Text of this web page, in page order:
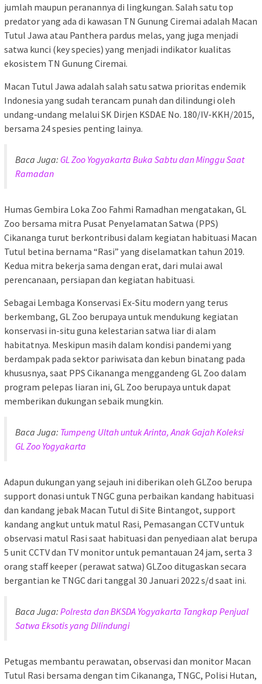
jumlah maupun peranannya di lingkungan. Salah satu top
predator yang ada di kawasan TN Gunung Ciremai adalah Macan
Tutul Jawa atau Panthera pardus melas, yang juga menjadi
satwa kunci (key species) yang menjadi indikator kualitas
ekosistem TN Gunung Ciremai.
Macan Tutul Jawa adalah salah satu satwa prioritas endemik
Indonesia yang sudah terancam punah dan dilindungi oleh
undang-undang melalui SK Dirjen KSDAE No. 180/IV-KKH/2015,
bersama 24 spesies penting lainya.
Baca Juga: GL Zoo Yogyakarta Buka Sabtu dan Minggu Saat
Ramadan
Humas Gembira Loka Zoo Fahmi Ramadhan mengatakan, GL
Zoo bersama mitra Pusat Penyelamatan Satwa (PPS)
Cikananga turut berkontribusi dalam kegiatan habituasi Macan
Tutul betina bernama “Rasi” yang diselamatkan tahun 2019.
Kedua mitra bekerja sama dengan erat, dari mulai awal
perencanaan, persiapan dan kegiatan habituasi.
Sebagai Lembaga Konservasi Ex-Situ modern yang terus
berkembang, GL Zoo berupaya untuk mendukung kegiatan
konservasi in-situ guna kelestarian satwa liar di alam
habitatnya. Meskipun masih dalam kondisi pandemi yang
berdampak pada sektor pariwisata dan kebun binatang pada
khususnya, saat PPS Cikananga menggandeng GL Zoo dalam
program pelepas liaran ini, GL Zoo berupaya untuk dapat
memberikan dukungan sebaik mungkin.
Baca Juga: Tumpeng Ultah untuk Arinta, Anak Gajah Koleksi
GL Zoo Yogyakarta
Adapun dukungan yang sejauh ini diberikan oleh GLZoo berupa
support donasi untuk TNGC guna perbaikan kandang habituasi
dan kandang jebak Macan Tutul di Site Bintangot, support
kandang angkut untuk matul Rasi, Pemasangan CCTV untuk
observasi matul Rasi saat habituasi dan penyediaan alat berupa
5 unit CCTV dan TV monitor untuk pemantauan 24 jam, serta 3
orang staff keeper (perawat satwa) GLZoo ditugaskan secara
bergantian ke TNGC dari tanggal 30 Januari 2022 s/d saat ini.
Baca Juga: Polresta dan BKSDA Yogyakarta Tangkap Penjual
Satwa Eksotis yang Dilindungi
Petugas membantu perawatan, observasi dan monitor Macan
Tutul Rasi bersama dengan tim Cikananga, TNGC, Polisi Hutan,